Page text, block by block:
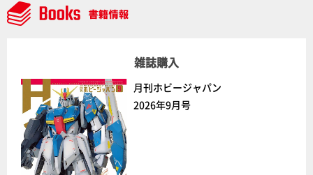
中】
雑誌購入
月刊ホビージャパン
2026年9月号